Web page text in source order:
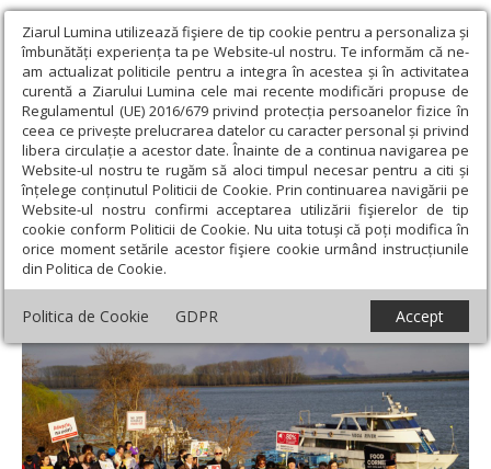
Ziarul Lumina utilizează fişiere de tip cookie pentru a personaliza și
îmbunătăți experiența ta pe Website-ul nostru. Te informăm că ne-
am actualizat politicile pentru a integra în acestea și în activitatea
curentă a Ziarului Lumina cele mai recente modificări propuse de
Regulamentul (UE) 2016/679 privind protecția persoanelor fizice în
ceea ce privește prelucrarea datelor cu caracter personal și privind
libera circulație a acestor date. Înainte de a continua navigarea pe
Website-ul nostru te rugăm să aloci timpul necesar pentru a citi și
înțelege conținutul Politicii de Cookie. Prin continuarea navigării pe
Website-ul nostru confirmi acceptarea utilizării fişierelor de tip
cookie conform Politicii de Cookie. Nu uita totuși că poți modifica în
orice moment setările acestor fişiere cookie urmând instrucțiunile
din Politica de Cookie.
Politica de Cookie GDPR Accept
Ziarul Lumina › Actualitate religioasă › Știri › „Marşul pentru
viaţă” în Arhiepiscopia Dunării de Jos
„Marşul pentru viaţă” în Arhiepiscopia
Dunării de Jos